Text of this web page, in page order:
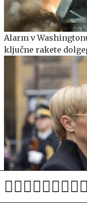
Alarm v
ključne rakete